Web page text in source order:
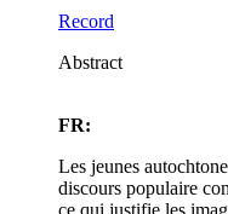
Record
Abstract
FR:
Les jeunes
discours populaire